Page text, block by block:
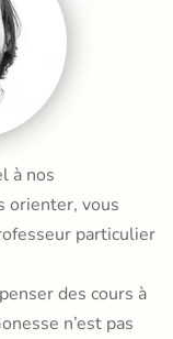
à nos
orienter, vous
particulier
des cours à
n’est pas